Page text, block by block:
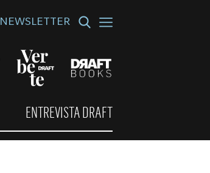
NEWSLETTER
ENTREVISTA DRAFT